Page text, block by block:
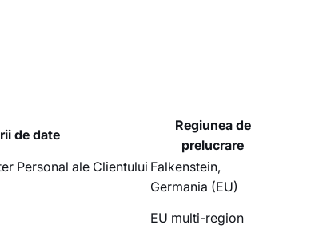
de date
Regiunea de
prelucrare
Personal ale Clientului Falkenstein,
Germania (EU)
EU multi-region